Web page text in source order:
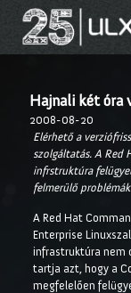
Hajnali két óra
2008-08-20
Elérhető a
szolgáltatás. A Red
infrstruktúra
felmerülő
A Red Hat
Enterprise
infrastruktúra nem
tartja azt, hogy a
megfelelően